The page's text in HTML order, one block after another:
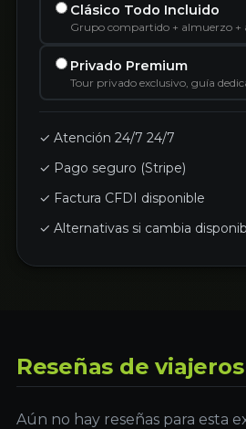
Clásico Todo Incluido
Grupo compartido + almuerzo +
Privado Premium
Tour privado exclusivo, guía
✓ Atención 24/7 24/7
✓ Pago seguro (Stripe)
✓ Factura CFDI disponible
✓ Alternativas si cambia
Reseñas de viajeros
Aún no hay reseñas para esta